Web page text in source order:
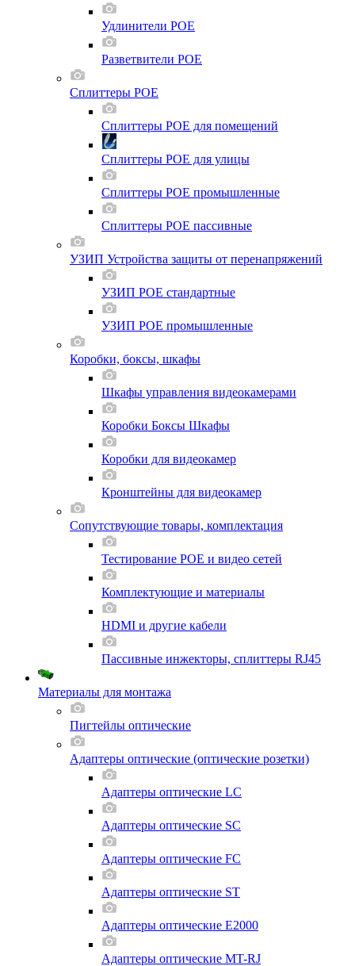
Удлинители POE
Разветвители POE
Сплиттеры POE
Сплиттеры POE для помещений
Сплиттеры POE для улицы
Сплиттеры POE промышленные
Сплиттеры POE пассивные
УЗИП Устройства защиты от перенапряжений
УЗИП POE стандартные
УЗИП POE промышленные
Коробки, боксы, шкафы
Шкафы управления видеокамерами
Коробки Боксы Шкафы
Коробки для видеокамер
Кронштейны для видеокамер
Сопутствующие товары, комплектация
Тестирование POE и видео сетей
Комплектующие и материалы
HDMI и другие кабели
Пассивные инжекторы, сплиттеры RJ45
Материалы для монтажа
Пигтейлы оптические
Адаптеры оптические (оптические розетки)
Адаптеры оптические LC
Адаптеры оптические SC
Адаптеры оптические FC
Адаптеры оптические ST
Адаптеры оптические E2000
Адаптеры оптические MT-RJ